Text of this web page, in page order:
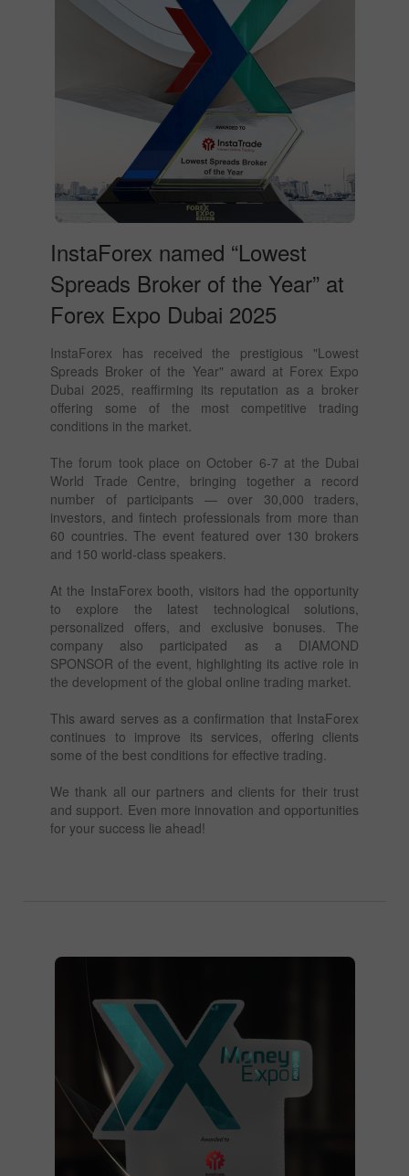
InstaForex named “Lowest
Spreads Broker of the Year” at
Forex Expo Dubai 2025
InstaForex has received the prestigious "Lowest
Spreads Broker of the Year" award at Forex Expo
Dubai 2025, reaffirming its reputation as a broker
offering some of the most competitive trading
conditions in the market.
The forum took place on October 6-7 at the Dubai
World Trade Centre, bringing together a record
number of participants — over 30,000 traders,
investors, and fintech professionals from more than
60 countries. The event featured over 130 brokers
and 150 world-class speakers.
At the InstaForex booth, visitors had the opportunity
to explore the latest technological solutions,
personalized offers, and exclusive bonuses. The
company also participated as a DIAMOND
SPONSOR of the event, highlighting its active role in
the development of the global online trading market.
This award serves as a confirmation that InstaForex
continues to improve its services, offering clients
some of the best conditions for effective trading.
We thank all our partners and clients for their trust
and support. Even more innovation and opportunities
for your success lie ahead!